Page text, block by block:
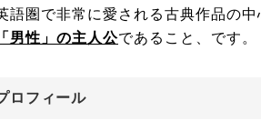
圏で非常に愛される古典作品の中
男性」の主人公であること、です。
ロフィール